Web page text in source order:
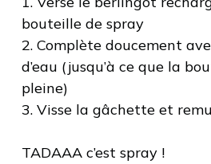
bouteille de spray
2. Complète doucement
d’eau (jusqu’à ce que la
pleine)
3. Visse la gâchette et
TADAAA c’est spray !